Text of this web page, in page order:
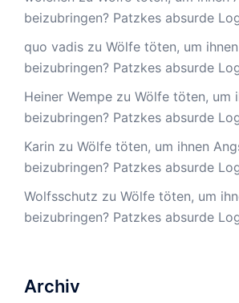
beizubringen? Patzkes absurde
quo vadis zu Wölfe töten, um
beizubringen? Patzkes absurde
Heiner Wempe zu Wölfe töten, um
beizubringen? Patzkes absurde
Karin zu Wölfe töten, um ihnen
beizubringen? Patzkes absurde
Wolfsschutz zu Wölfe töten, um
beizubringen? Patzkes absurde
Archiv